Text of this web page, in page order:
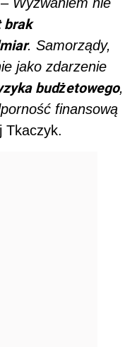
brak
. Samorządy,
jako zdarzenie
budżetowego,
finansową
Tkaczyk.